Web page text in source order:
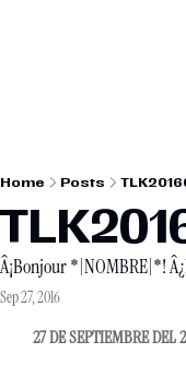
Home Posts
Â¡Bonjour *|NOMBRE|*!
Sep 27, 2016
27 DE SEPTIEMBRE DEL